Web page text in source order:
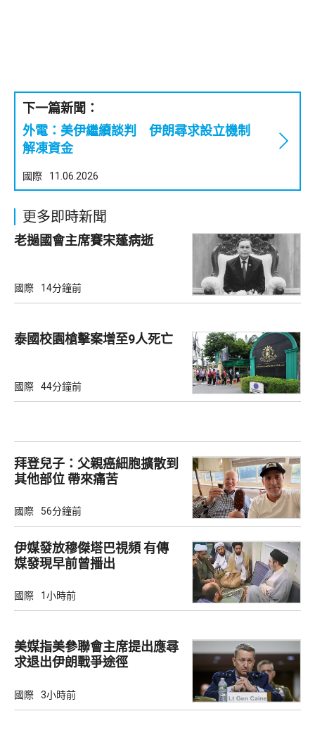
下一篇新聞：
外電：美伊繼續談判 伊朗尋求設立機制
解凍資金
國際 11.06.2026
更多即時新聞
老撾國會主席賽宋蓬病逝
國際 14分鐘前
泰國校園槍擊案增至9人死亡
國際 44分鐘前
拜登兒子：父親癌細胞擴散到
其他部位 帶來痛苦
國際 56分鐘前
伊媒發放穆傑塔巴視頻 有傳
媒發現早前曾播出
國際 1小時前
美媒指美參聯會主席提出應尋
求退出伊朗戰爭途徑
國際 3小時前